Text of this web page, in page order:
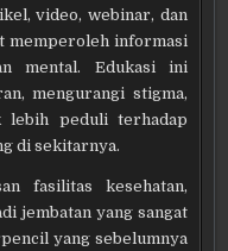
video, webinar, dan
memperoleh informasi
mental. Edukasi ini
mengurangi stigma,
lebih peduli terhadap
di sekitarnya.
fasilitas kesehatan,
jembatan yang sangat
yang sebelumnya